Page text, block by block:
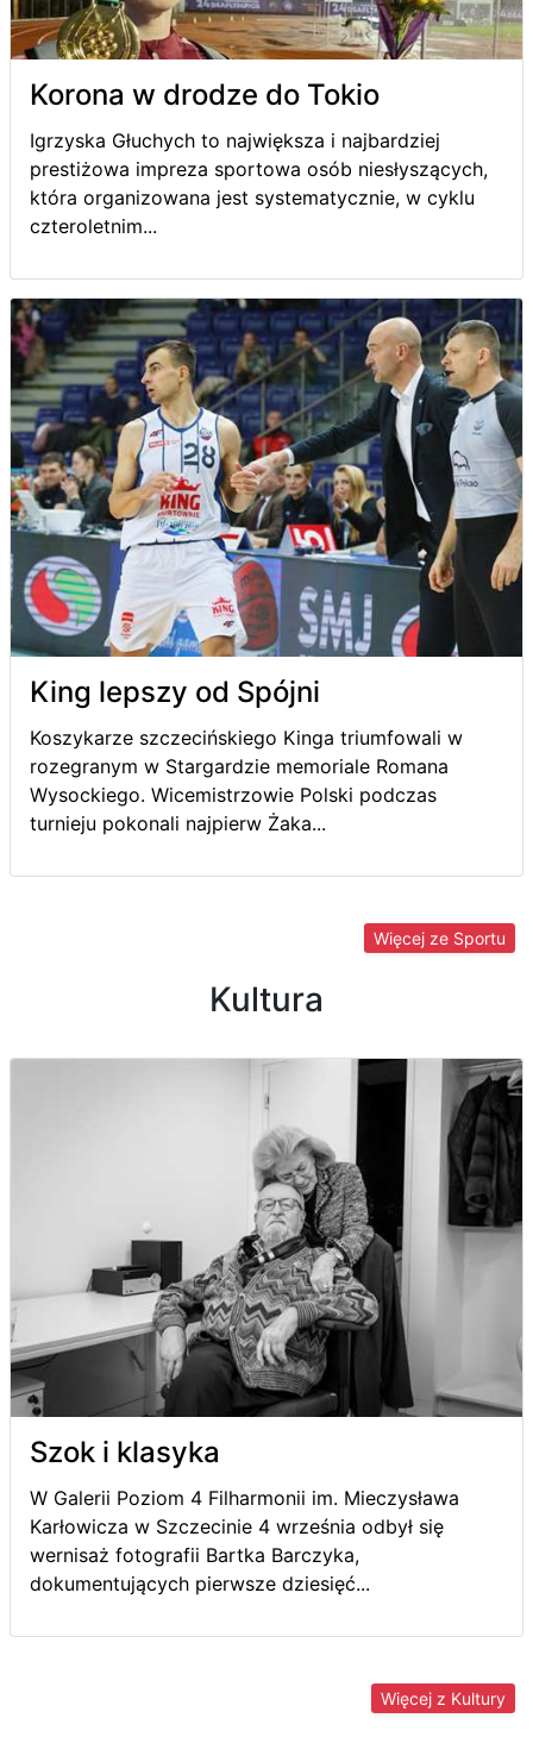
Korona w drodze do Tokio
Igrzyska Głuchych to największa i najbardziej
prestiżowa impreza sportowa osób niesłyszących,
która organizowana jest systematycznie, w cyklu
czteroletnim...
King lepszy od Spójni
Koszykarze szczecińskiego Kinga triumfowali w
rozegranym w Stargardzie memoriale Romana
Wysockiego. Wicemistrzowie Polski podczas
turnieju pokonali najpierw Żaka...
Więcej ze Sportu
Kultura
Szok i klasyka
W Galerii Poziom 4 Filharmonii im. Mieczysława
Karłowicza w Szczecinie 4 września odbył się
wernisaż fotografii Bartka Barczyka,
dokumentujących pierwsze dziesięć...
Więcej z Kultury